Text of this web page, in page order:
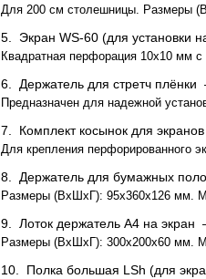
Для 200 см столешницы. Размеры
5. Экран WS-60 (для установки
Квадратная перфорация 10х10
6. Держатель для стретч
Предназначен для надежной
7. Комплект косынок для
Для крепления перфорированного
8. Держатель для бумажных
Размеры (ВхШхГ): 95x360x126 мм.
9. Лоток держатель А4 на
Размеры (ВхШхГ): 300x200x60 мм.
10. Полка большая LSh (для